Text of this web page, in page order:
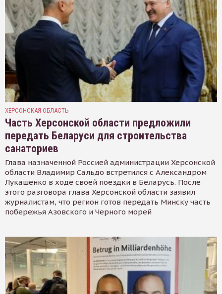
ХЕРСОНСКАЯ ОБЛАСТЬ
Часть Херсонской области предложили
передать Беларуси для строительства
санаториев
Глава назначенной Россией администрации Херсонской
области Владимир Сальдо встретился с Александром
Лукашенко в ходе своей поездки в Беларусь. После
этого разговора глава Херсонской области заявил
журналистам, что регион готов передать Минску часть
побережья Азовского и Черного морей